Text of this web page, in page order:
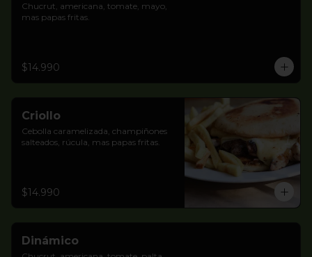
Chucrut, americana, tomate, mayo,
mas papas fritas.
$14.990
Criollo
Cebolla caramelizada, champiñones
salteados, rúcula, mas papas fritas.
$14.990
Dinámico